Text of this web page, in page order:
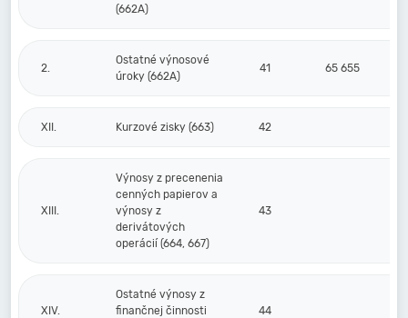
(662A)
2.
Ostatné výnosové
úroky (662A)
41 65 655
XII. Kurzové zisky (663) 42
XIII.
Výnosy z precenenia
cenných papierov a
výnosy z
derivátových
operácií (664, 667)
43
XIV.
Ostatné výnosy z
finančnej činnosti
44